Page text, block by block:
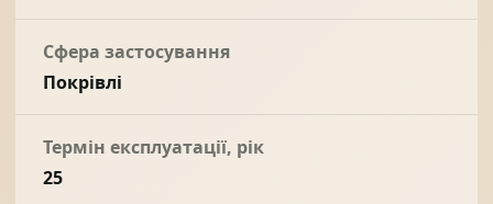
Сфера застосування
Покрівлі
Термін експлуатації, рік
25